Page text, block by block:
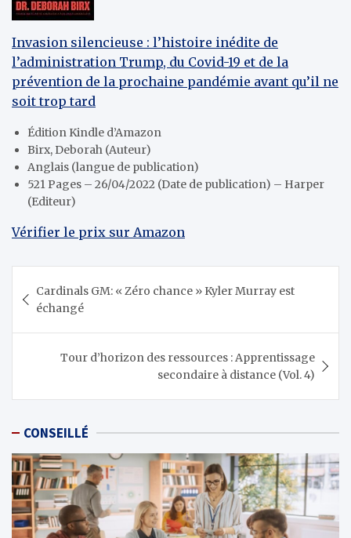
Invasion silencieuse : l’histoire inédite de
l’administration Trump, du Covid-19 et de la
prévention de la prochaine pandémie avant qu’il ne
soit trop tard
Édition Kindle d’Amazon
Birx, Deborah (Auteur)
Anglais (langue de publication)
521 Pages – 26/04/2022 (Date de publication) – Harper
(Editeur)
Vérifier le prix sur Amazon
de
l’article
Cardinals GM: « Zéro chance » Kyler Murray est
échangé
Tour d’horizon des ressources : Apprentissage
secondaire à distance (Vol. 4)
CONSEILLÉ